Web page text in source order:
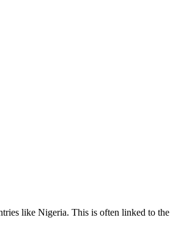
like Nigeria. This is often linked to